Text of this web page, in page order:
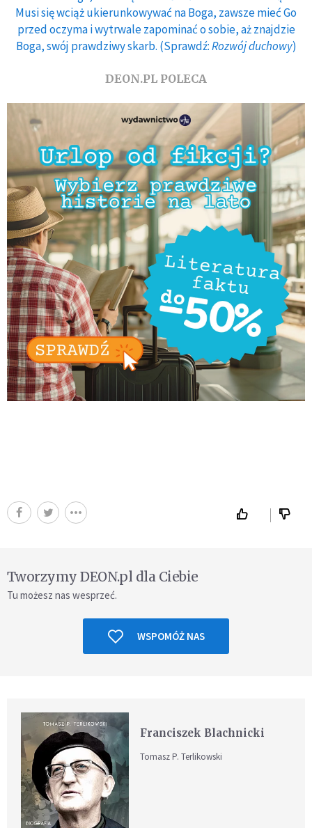
Musi się wciąż ukierunkowywać na Boga, zawsze mieć Go
przed oczyma i wytrwale zapominać o sobie, aż znajdzie
Boga, swój prawdziwy skarb. (Sprawdź:Rozwój duchowy)
DEON.PL POLECA
Tworzymy DEON.pl dla Ciebie
Tu możesz nas wesprzeć.
WSPOMÓŻ NAS
Franciszek Blachnicki
Tomasz P. Terlikowski